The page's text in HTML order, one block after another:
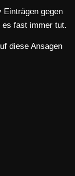
gegen
es fast immer tut.
diese Ansagen